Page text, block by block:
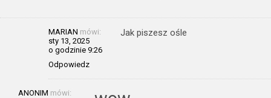
MARIAN mówi:
sty 13, 2025
o godzinie 9:26
Odpowiedz
Jak piszesz ośle
ANONIM mówi: